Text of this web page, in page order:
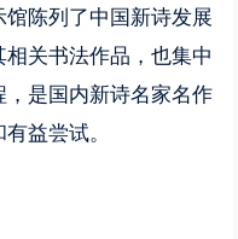
陈列了中国新诗发展
关书法作品，也集中
是国内新诗名家名作
益尝试。